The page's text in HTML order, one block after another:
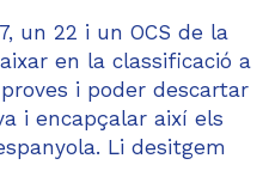
un 22 i un OCS de la
en la classificació a
proves i poder descartar
i encapçalar així els
Li desitgem